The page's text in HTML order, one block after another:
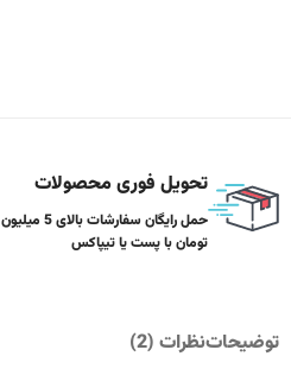
تحویل فوری محصولات
حمل رایگان سفارشات بالای 5 میلیون
تومان با پست یا تیپاکس
توضیحاتنظرات (2)